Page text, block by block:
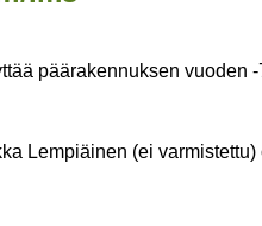
päärakennuksen vuoden
Lempiäinen (ei varmistettu)